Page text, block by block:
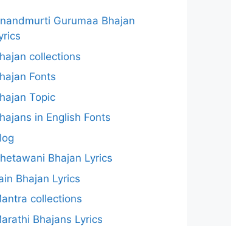
Gurumaa Bhajan
collections
Fonts
Topic
in English Fonts
Bhajan Lyrics
Bhajan Lyrics
collections
Bhajans Lyrics